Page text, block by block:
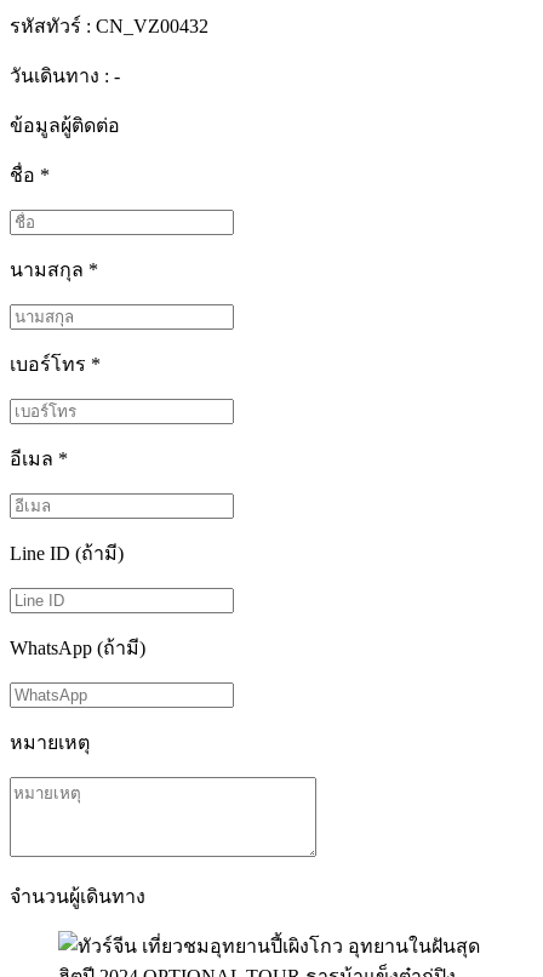
รหัสทัวร์ : CN_VZ00432
วันเดินทาง : -
ข้อมูลผู้ติดต่อ
ชื่อ *
นามสกุล *
เบอร์โทร *
อีเมล *
Line ID (ถ้ามี)
WhatsApp (ถ้ามี)
หมายเหตุ
จำนวนผู้เดินทาง